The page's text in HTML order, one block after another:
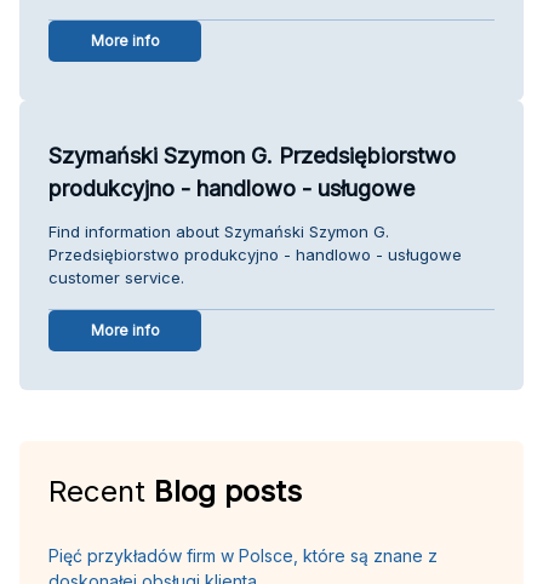
More info
Szymański Szymon G. Przedsiębiorstwo
produkcyjno - handlowo - usługowe
Find information about Szymański Szymon G.
Przedsiębiorstwo produkcyjno - handlowo - usługowe
customer service.
More info
Recent Blog posts
Pięć przykładów firm w Polsce, które są znane z